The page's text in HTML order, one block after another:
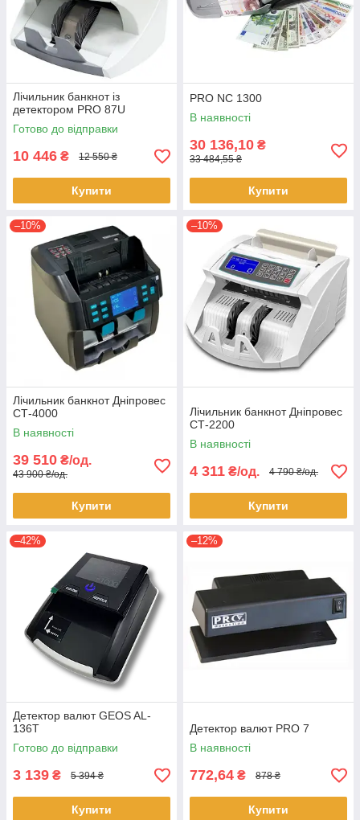
Лічильник банкнот із
детектором PRO 87U
Готово до відправки
10 446 ₴ 12 550 ₴
Купити
PRO NC 1300
В наявності
30 136,10 ₴
33 484,55 ₴
Купити
–10%
Лічильник банкнот Дніпровес
СТ-4000
В наявності
39 510 ₴/од.
43 900 ₴/од.
Купити
–10%
Лічильник банкнот Дніпровес
СТ-2200
В наявності
4 311 ₴/од. 4 790 ₴/од.
Купити
–42%
Детектор валют GEOS AL-
136T
Готово до відправки
3 139 ₴ 5 394 ₴
Купити
–12%
Детектор валют PRO 7
В наявності
772,64 ₴ 878 ₴
Купити